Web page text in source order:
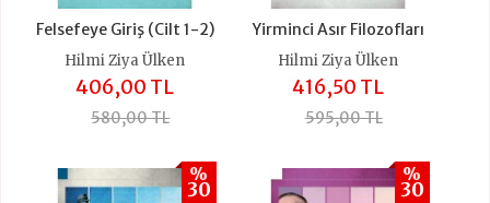
Felsefeye Giriş (Cilt 1-2)
Hilmi Ziya Ülken
406,00 TL
580,00 TL
Yirminci Asır Filozofları
Hilmi Ziya Ülken
416,50 TL
595,00 TL
%
30
%
30